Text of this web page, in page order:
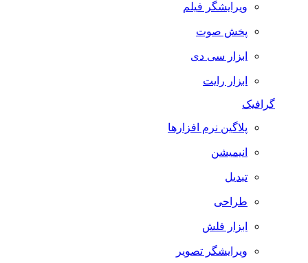
ویرایشگر فیلم
پخش صوت
ابزار سی دی
ابزار رایت
گرافیک
پلاگین نرم افزارها
انیمیشن
تبدیل
طراحی
ابزار فلش
ویرایشگر تصویر